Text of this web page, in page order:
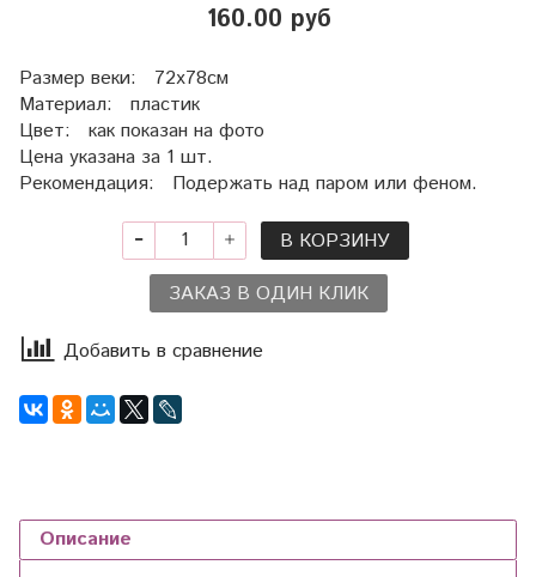
160.00 руб
Размер веки: 72х78см
Материал: пластик
Цвет: как показан на фото
Цена указана за 1 шт.
Рекомендация: Подержать над паром или феном.
В КОРЗИНУ
ЗАКАЗ В ОДИН КЛИК
Добавить в сравнение
Описание